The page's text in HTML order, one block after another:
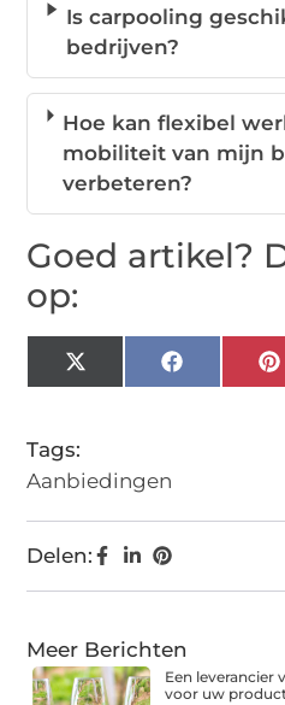
Is carpooling
bedrijven?
Hoe kan flexibel
mobiliteit van mijn
verbeteren?
Goed artikel?
op:
X
(Twitter)
Facebook
Tags:
Aanbiedingen
Delen:
Meer Berichten
Een leverancier
voor uw